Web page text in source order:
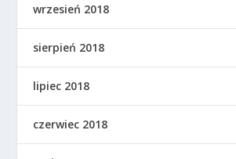
wrzesień 2018
sierpień 2018
lipiec 2018
czerwiec 2018